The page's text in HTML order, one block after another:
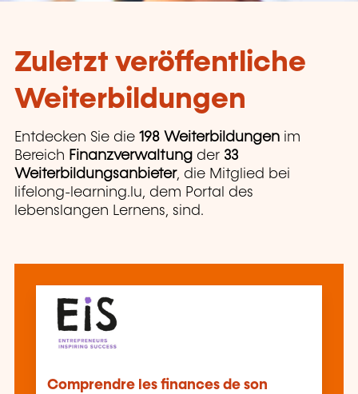
Zuletzt veröffentliche
Weiterbildungen
Entdecken Sie die 198 Weiterbildungen im
Bereich Finanzverwaltung der 33
Weiterbildungsanbieter, die Mitglied bei
lifelong-learning.lu, dem Portal des
lebenslangen Lernens, sind.
Comprendre les finances de son